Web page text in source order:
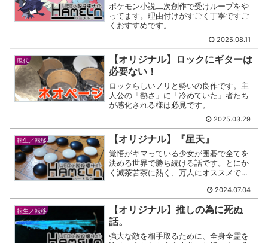
ポケモン小説二次創作で受けループをや
ってます。理由付けがすごく丁寧ですご
くおすすめです。
2025.08.11
現代
【オリジナル】ロックにギターは
必要ない！
ロックらしいノリと勢いの良作です。主
人公の「熱さ」に「冷めていた」者たち
が感化される様は必見です。
2025.03.29
転生／転移 【オリジナル】『星天』
覚悟がキマっている少女が囲碁で全てを
決める世界で勝ち続ける話です。とにか
く滅茶苦茶に熱く、万人にオススメでき
2024.07.04
転生／転移
【オリジナル】推しの為に死ぬ
話。
強大な敵を相手取るために、全身全霊を